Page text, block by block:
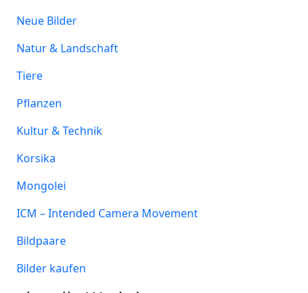
Neue Bilder
Natur & Landschaft
Tiere
Pflanzen
Kultur & Technik
Korsika
Mongolei
ICM – Intended Camera Movement
Bildpaare
Bilder kaufen